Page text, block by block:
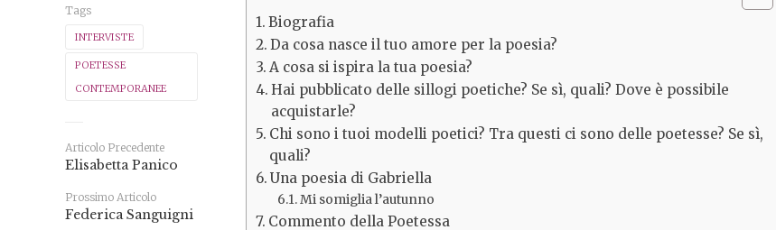
Tags
INTERVISTE
POETESSE
CONTEMPORANEE
Articolo Precedente
Elisabetta Panico
Prossimo Articolo
Federica Sanguigni
Biografia
Da cosa nasce il tuo amore per la poesia?
A cosa si ispira la tua poesia?
Hai pubblicato delle sillogi poetiche? Se sì, quali? Dove è possibile
acquistarle?
Chi sono i tuoi modelli poetici? Tra questi ci sono delle poetesse? Se sì,
quali?
Una poesia di Gabriella
Mi somiglia l’autunno
Commento della Poetessa